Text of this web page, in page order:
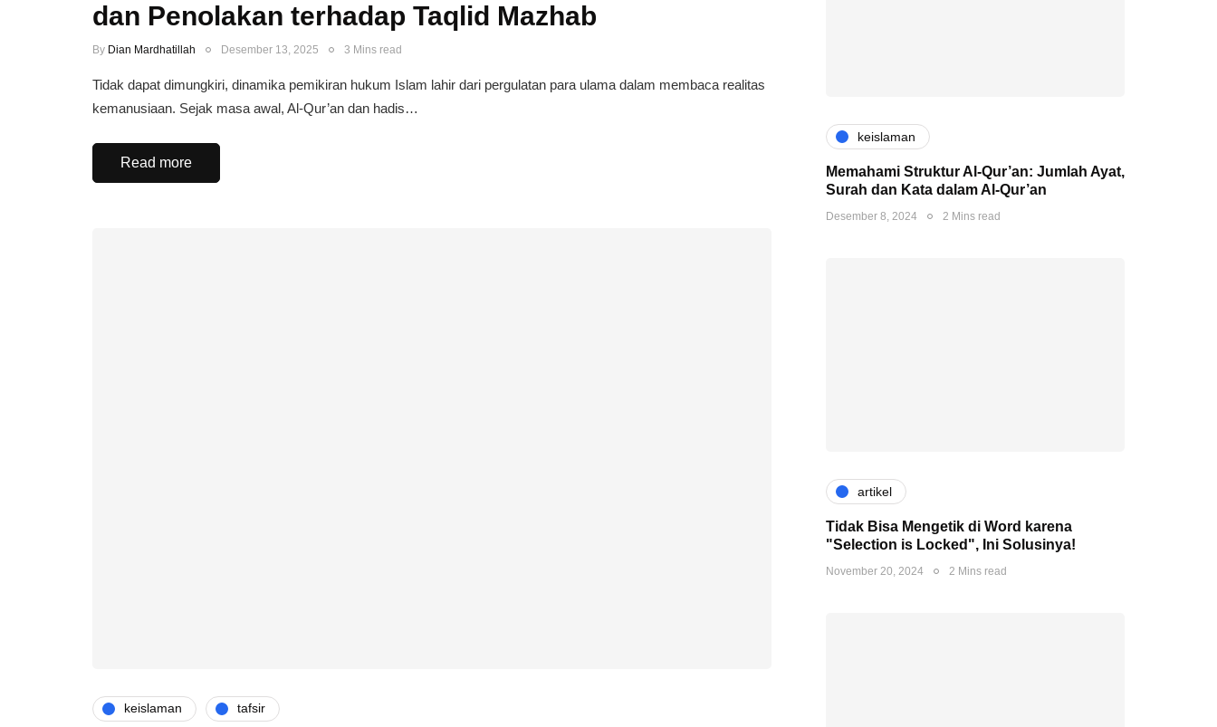
dan Penolakan terhadap Taqlid Mazhab
By Dian Mardhatillah Desember 13, 2025 3 Mins read
Tidak dapat dimungkiri, dinamika pemikiran hukum Islam lahir dari pergulatan para ulama dalam membaca realitas
kemanusiaan. Sejak masa awal, Al-Qur’an dan hadis…
Read more
keislaman tafsir
keislaman
Memahami Struktur Al-Qur’an: Jumlah Ayat,
Surah dan Kata dalam Al-Qur’an
Desember 8, 2024 2 Mins read
artikel
Tidak Bisa Mengetik di Word karena
"Selection is Locked", Ini Solusinya!
November 20, 2024 2 Mins read